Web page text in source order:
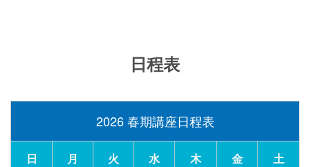
日程表
2026 春期講座日程表
日 月 火 水 木 金 土